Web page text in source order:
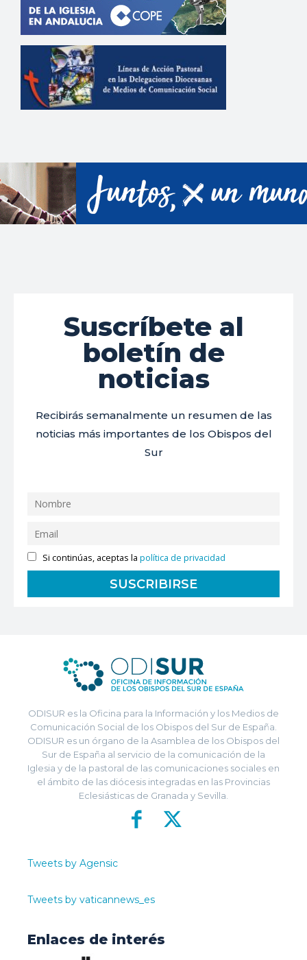
Suscríbete al
boletín de
noticias
Recibirás semanalmente un resumen de las
noticias más importantes de los Obispos del
Sur
Si continúas, aceptas lapolítica de privacidad
ODISUR es la Oficina para la Información y los Medios de
Comunicación Social de los Obispos del Sur de España.
ODISUR es un órgano de la Asamblea de los Obispos del
Sur de España al servicio de la comunicación de la
Iglesia y de la pastoral de las comunicaciones sociales en
el ámbito de las diócesis integradas en las Provincias
Eclesiásticas de Granada y Sevilla.
Tweets by Agensic
Tweets by vaticannews_es
Enlaces de interés